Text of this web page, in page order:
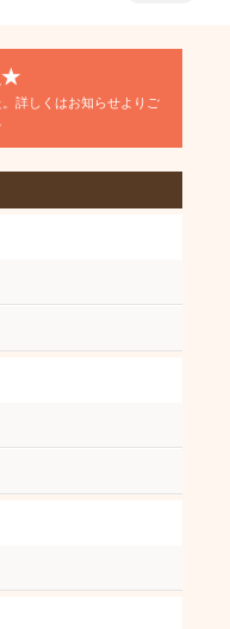
★
詳しくはお知らせよりご